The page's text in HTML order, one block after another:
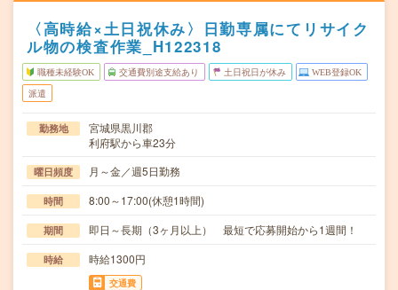
〈高時給×土日祝休み〉日勤専属にてリサイク
ル物の検査作業_H122318
職種未経験OK 交通費別途支給あり 土日祝日が休み WEB登録OK
派遣
勤務地
宮城県黒川郡
利府駅から車23分
曜日頻度 月～金／週5日勤務
時間 8:00～17:00(休憩1時間)
期間 即日～長期（3ヶ月以上） 最短で応募開始から1週間！
時給 時給1300円
交通費